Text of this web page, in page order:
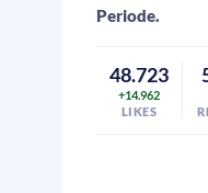
Periode.
48.723
+14.962
LIKES